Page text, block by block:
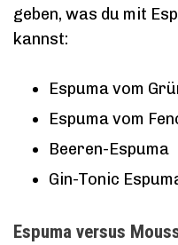
geben, was du mit
kannst:
Espuma vom
Espuma vom
Beeren-Espuma
Gin-Tonic
Espuma versus